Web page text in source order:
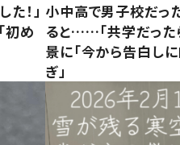
！」
め
小中高で男子校だ
ると……「共学だった
景に「今から告白し
ぎ」